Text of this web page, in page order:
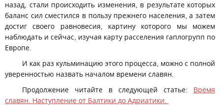
назад, стали происходить изменения, в результате которых
баланс сил сместился в пользу прежнего населения, а затем
достиг своего равновесия, картину которого мы можем
наблюдать и сейчас, изучая карту расселения гаплогрупп по
Европе.
И как раз кульминацию этого процесса, можно с полной
уверенностью назвать началом времени славян.
Продолжение читайте в следующей статье: Время
славян. Наступление от Балтики до Адриатики.